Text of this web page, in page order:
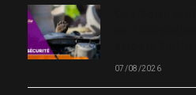
07/08/2026